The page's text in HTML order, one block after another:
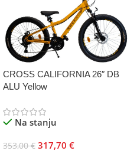
CROSS CALIFORNIA 26″ DB
ALU Yellow
Na stanju
353,00€ 317,70 €